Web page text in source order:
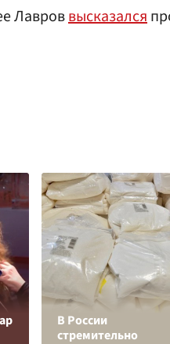
Лавроввысказался
В России
стремительно